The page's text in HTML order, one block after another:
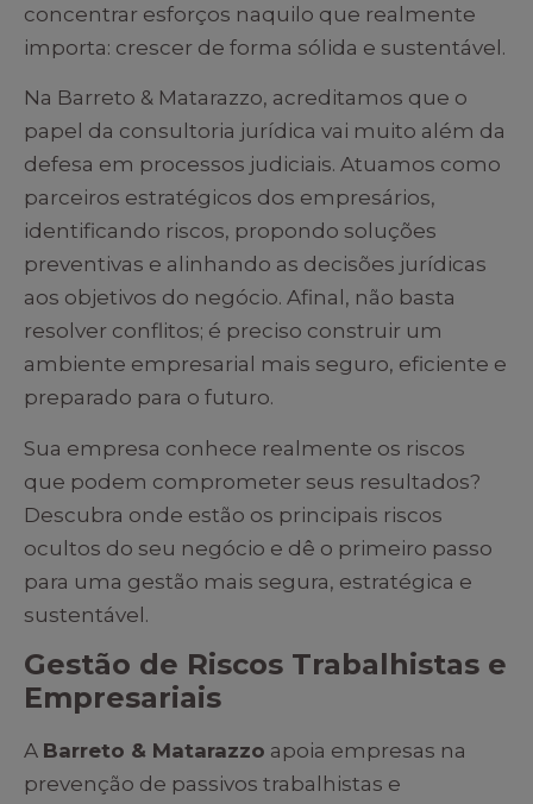
concentrar esforços naquilo que realmente
importa: crescer de forma sólida e sustentável.
Na Barreto & Matarazzo, acreditamos que o
papel da consultoria jurídica vai muito além da
defesa em processos judiciais. Atuamos como
parceiros estratégicos dos empresários,
identificando riscos, propondo soluções
preventivas e alinhando as decisões jurídicas
aos objetivos do negócio. Afinal, não basta
resolver conflitos; é preciso construir um
ambiente empresarial mais seguro, eficiente e
preparado para o futuro.
Sua empresa conhece realmente os riscos
que podem comprometer seus resultados?
Descubra onde estão os principais riscos
ocultos do seu negócio e dê o primeiro passo
para uma gestão mais segura, estratégica e
sustentável.
Gestão de Riscos Trabalhistas e
Empresariais
A Barreto & Matarazzo apoia empresas na
prevenção de passivos trabalhistas e